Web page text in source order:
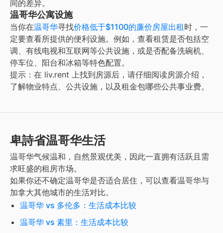
间的差异。
温哥华公寓设施
当你在温哥华寻找价格低于$1100的廉价房屋出租时，一
定要查看所提供的便利设施。例如，查看租赁是否包括空
调、有线电视和互联网等公共设施，或是否配备洗碗机、
停车位、阳台和冰箱等特色配置。
提示：在 liv.rent 上找到房源后，请仔细阅读房源介绍，
了解物业特点、公共设施，以及租金包哪些公共事业费。
卑詩省温哥华生活
温哥华气候温和，自然景观优美，因此一直拥有活跃且需
求旺盛的租房市场。
如果你还不确定温哥华是否适合居住，可以查看温哥华与
加拿大其他城市的生活对比。
温哥华 vs 多伦多：生活成本比较
温哥华 vs 素里：生活成本比较